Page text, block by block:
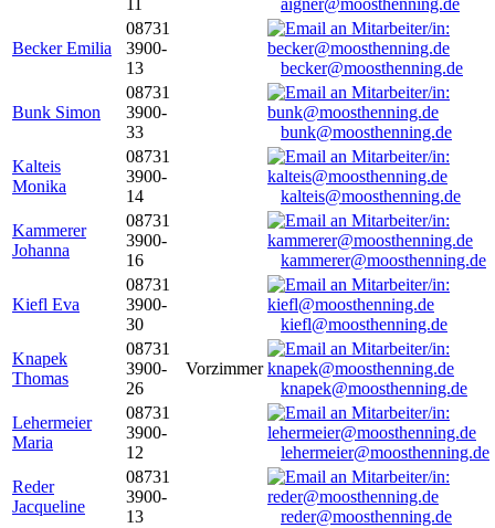
aigner@moosthenning.de
Becker Emilia
08731
3900-
13
becker@moosthenning.de
Bunk Simon
08731
3900-
33
bunk@moosthenning.de
Kalteis
Monika
08731
3900-
14
kalteis@moosthenning.de
Kammerer
Johanna
08731
3900-
16
kammerer@moosthenning.de
Kiefl Eva
08731
3900-
30
kiefl@moosthenning.de
Knapek
Thomas
08731
3900-
26
Vorzimmer
knapek@moosthenning.de
Lehermeier
Maria
08731
3900-
12
lehermeier@moosthenning.de
Reder
Jacqueline
08731
3900-
13
reder@moosthenning.de